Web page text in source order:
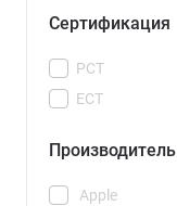
Сертификация
РСТ
ЕСТ
Производитель
Apple